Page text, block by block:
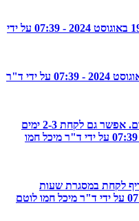
19 באוגוסט 2024 - 07:39 על ידי
19 באוגוסט 2024 - 07:39 על ידי ד"ר
ניתן לשנות את שעות הצום. אפשר גם לקחת 2-3 ימים
19 באוגוסט 2024 - 07:39 על ידי ד"ר מיכל חמו
לקחת במסגרת שעות